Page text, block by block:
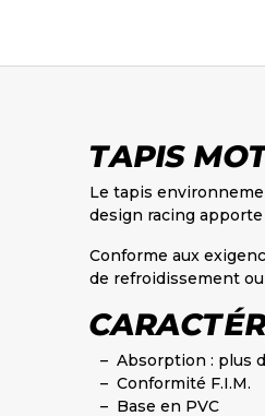
TAPIS
Le tapis
design racing
Conforme aux
de refroidissement
Absorption : plus
Conformité F.I.M.
Base en PVC